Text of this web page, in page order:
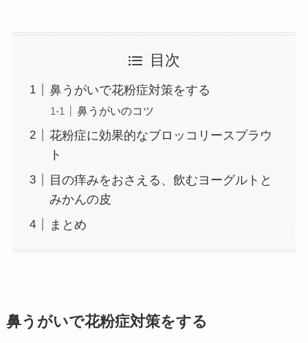
目次
鼻うがいで花粉症対策をする
鼻うがいのコツ
花粉症に効果的なブロッコリースプラウ
ト
目の痒みをおさえる、飲むヨーグルトと
みかんの皮
まとめ
鼻うがいで花粉症対策をする